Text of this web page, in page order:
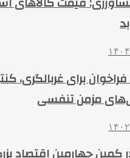
۱۲
برای غربالگری،
مزمن تنفسی
۱۴